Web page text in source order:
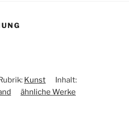
Kunst
Inhalt:
ähnliche Werke